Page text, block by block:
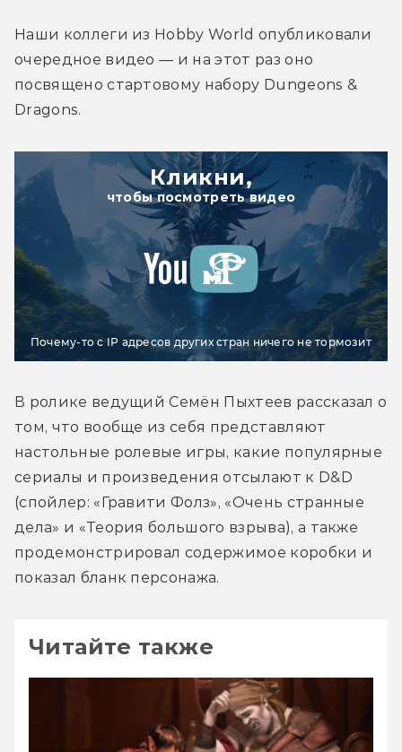
Наши коллеги из Hobby World опубликовали
очередное видео — и на этот раз оно
посвящено стартовому набору Dungeons &
Dragons.
Кликни,
чтобы посмотреть видео
Почему-то с IP адресов других стран ничего не тормозит
В ролике ведущий Семён Пыхтеев рассказал о
том, что вообще из себя представляют
настольные ролевые игры, какие популярные
сериалы и произведения отсылают к D&D
(спойлер: «Гравити Фолз», «Очень странные
дела» и «Теория большого взрыва), а также
продемонстрировал содержимое коробки и
показал бланк персонажа.
Читайте также